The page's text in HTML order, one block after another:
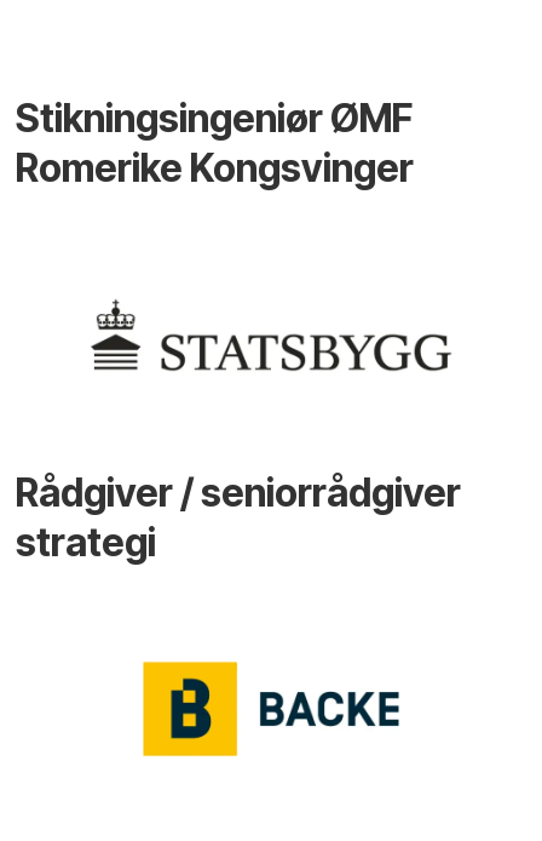
Stikningsingeniør ØMF
Romerike Kongsvinger
Rådgiver / seniorrådgiver
strategi